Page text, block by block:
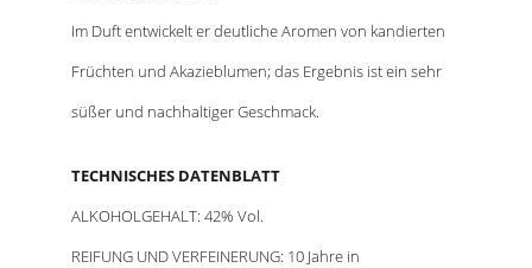
Im Duft entwickelt er deutliche Aromen von kandierten
Früchten und Akazieblumen; das Ergebnis ist ein sehr
süßer und nachhaltiger Geschmack.
TECHNISCHES DATENBLATT
ALKOHOLGEHALT: 42% Vol.
REIFUNG UND VERFEINERUNG: 10 Jahre in